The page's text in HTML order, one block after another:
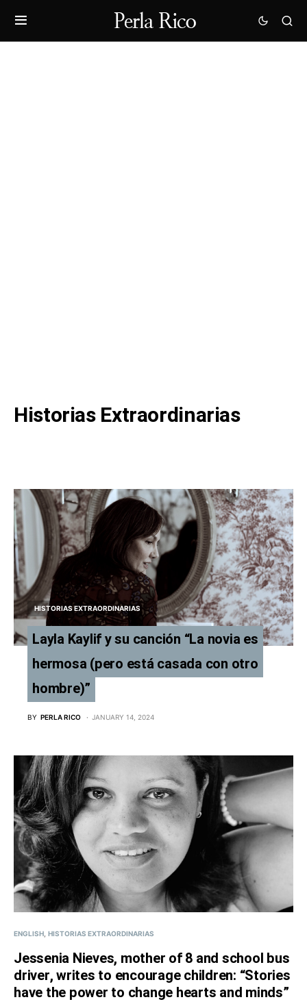
Historias Extraordinarias
HISTORIAS EXTRAORDINARIAS
Layla Kaylif y su canción “La novia es
hermosa (pero está casada con otro
hombre)”
BY PERLA RICO JANUARY 14, 2024
ENGLISH HISTORIAS EXTRAORDINARIAS
Jessenia Nieves, mother of 8 and school bus
driver, writes to encourage children: “Stories
have the power to change hearts and minds”